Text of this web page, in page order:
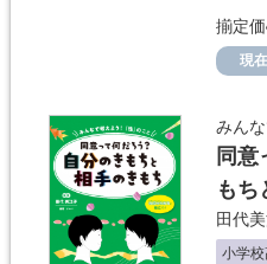
揃定価
現
みん
同意
もち
田代
小学校